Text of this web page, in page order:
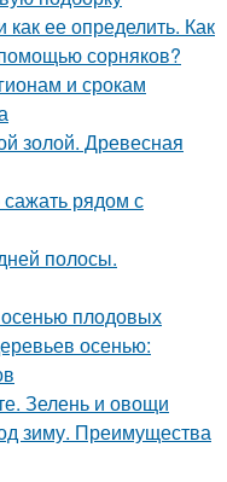
как ее определить. Как
сорняков?
и срокам
золой. Древесная
рядом с
полосы.
плодовых
осенью:
Зелень и овощи
зиму. Преимущества